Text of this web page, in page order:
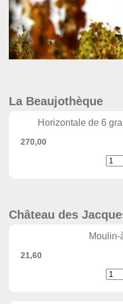
La Beaujothèque
Horizontale de 6
270,00
Château des
Moulin-
21,60